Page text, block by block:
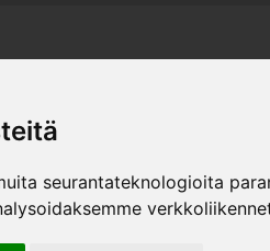
seurantateknologioita
Produkter